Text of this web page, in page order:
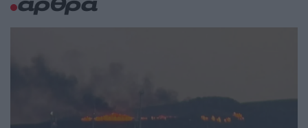
άρθρα